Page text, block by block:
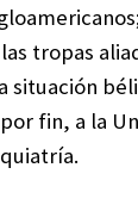
tropas
situación
fin, a la